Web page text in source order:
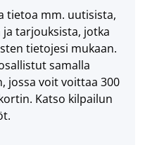
tietoa mm. uutisista,
tarjouksista, jotka
tietojesi mukaan.
samalla
jossa voit voittaa 300
Katso kilpailun